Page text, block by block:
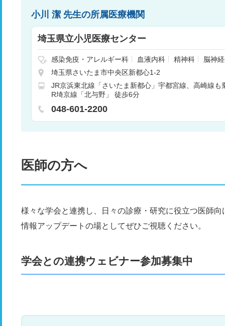
小川 潔 先生の所属医療機関
埼玉県立小児医療センター
感染免疫・アレルギー科 血液内科 精神科
脳神
心臓血管外科
小児科 小児外科
器科
眼科 耳鼻咽喉科 リハビリテーション科
麻酔科
循環器内科 消化器内科
埼玉県さいたま市中央区新都心1-2
JR京浜東北線「さいたま新都心」宇都宮線、高崎線も
R埼京線「北与野」 徒歩6分
048-601-2200
医師の方へ
様々な学会と連携し、日々の診療・研究に役立つ医師
情報アップデートの場としてぜひご視聴ください。
学会との連携ウェビナー参加募集中